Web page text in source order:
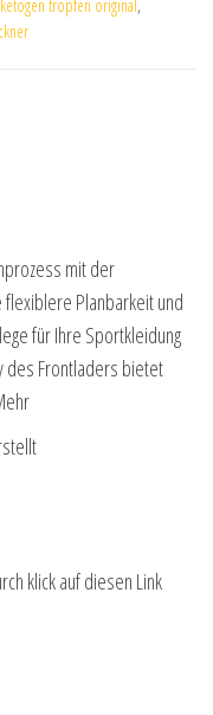
ketogen tropfen original,
mit der
Planbarkeit und
für Ihre Sportkleidung
des Frontladers bietet
klick auf diesen Link